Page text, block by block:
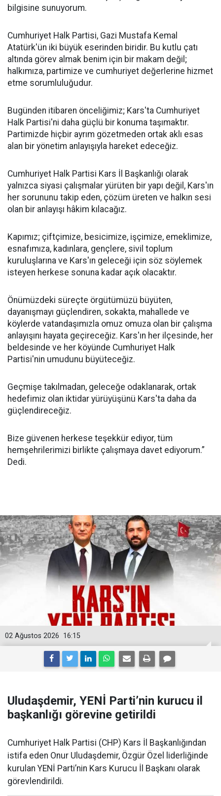
bilgisine sunuyorum.
Cumhuriyet Halk Partisi, Gazi Mustafa Kemal
Atatürk'ün iki büyük eserinden biridir. Bu kutlu çatı
altında görev almak benim için bir makam değil;
halkımıza, partimize ve cumhuriyet değerlerine hizmet
etme sorumluluğudur.
Bugünden itibaren önceliğimiz; Kars'ta Cumhuriyet
Halk Partisi'ni daha güçlü bir konuma taşımaktır.
Partimizde hiçbir ayrım gözetmeden ortak aklı esas
alan bir yönetim anlayışıyla hareket edeceğiz.
Cumhuriyet Halk Partisi Kars İl Başkanlığı olarak
yalnızca siyasi çalışmalar yürüten bir yapı değil, Kars'ın
her sorununu takip eden, çözüm üreten ve halkın sesi
olan bir anlayışı hâkim kılacağız.
Kapımız; çiftçimize, besicimize, işçimize, emeklimize,
esnafımıza, kadınlara, gençlere, sivil toplum
kuruluşlarına ve Kars'ın geleceği için söz söylemek
isteyen herkese sonuna kadar açık olacaktır.
Önümüzdeki süreçte örgütümüzü büyüten,
dayanışmayı güçlendiren, sokakta, mahallede ve
köylerde vatandaşımızla omuz omuza olan bir çalışma
anlayışını hayata geçireceğiz. Kars'ın her ilçesinde, her
beldesinde ve her köyünde Cumhuriyet Halk
Partisi'nin umudunu büyüteceğiz.
Geçmişe takılmadan, geleceğe odaklanarak, ortak
hedefimiz olan iktidar yürüyüşünü Kars'ta daha da
güçlendireceğiz.
Bize güvenen herkese teşekkür ediyor, tüm
hemşehrilerimizi birlikte çalışmaya davet ediyorum.”
Dedi.
16:15
02 Ağustos 2026
Uludaşdemir, YENİ Parti’nin kurucu il
başkanlığı görevine getirildi
Cumhuriyet Halk Partisi (CHP) Kars İl Başkanlığından
istifa eden Onur Uludaşdemir, Özgür Özel liderliğinde
kurulan YENİ Parti’nin Kars Kurucu İl Başkanı olarak
görevlendirildi.